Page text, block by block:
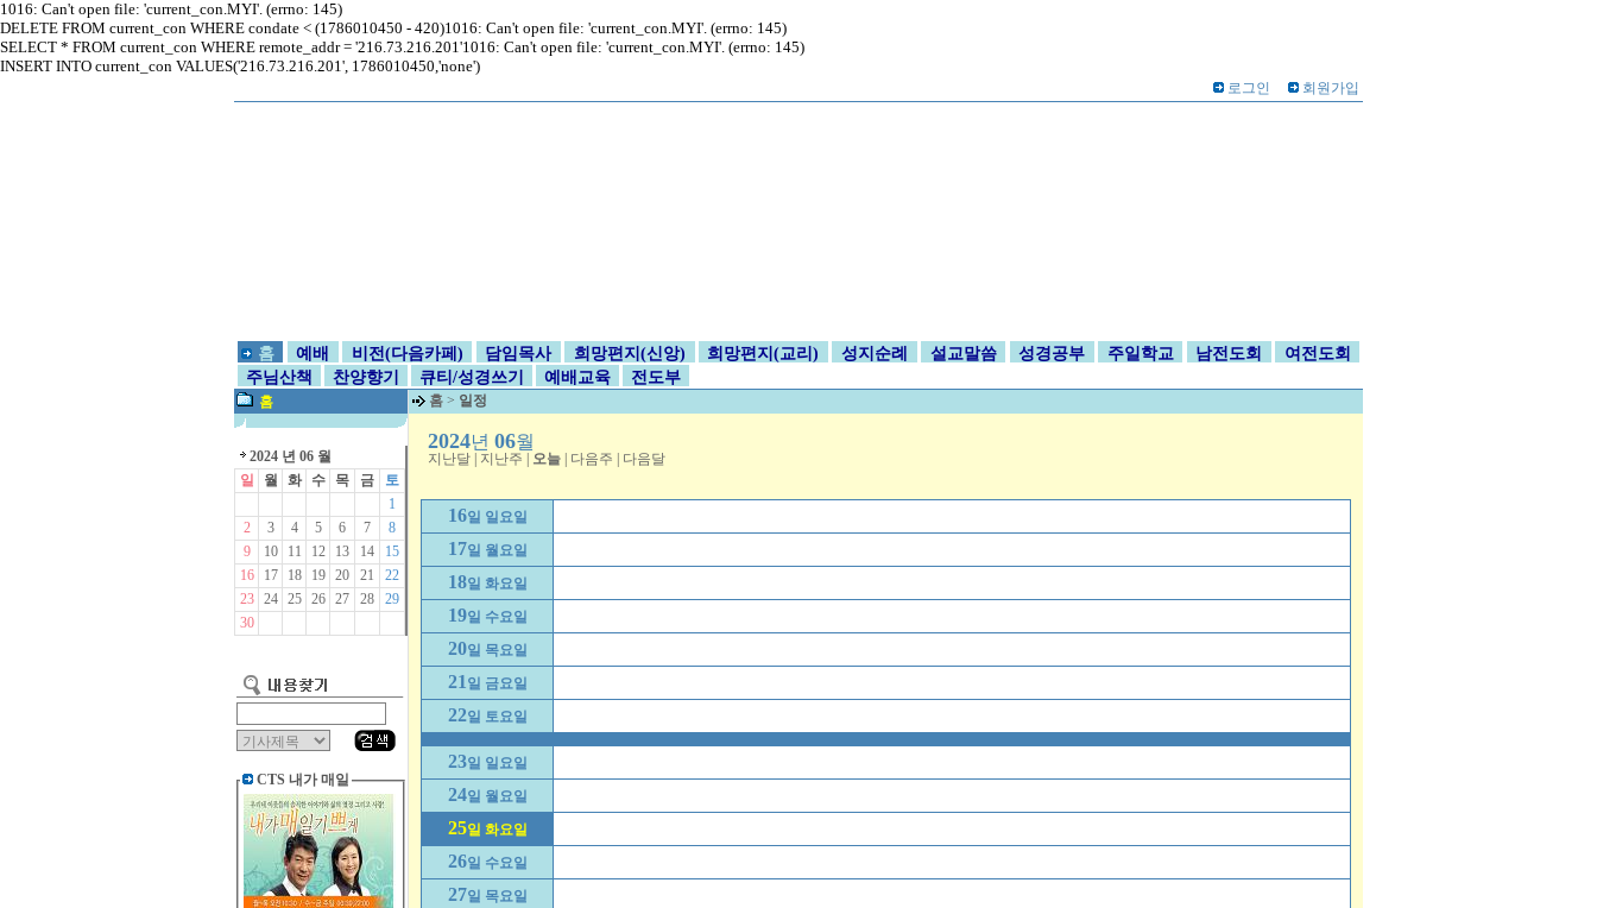
1016: Can't open file: 'current_con.MYI'. (errno: 145)
DELETE FROM current_con WHERE condate < (1786010450 - 420)1016: Can't open file: 'current_con.MYI'. (errno: 145)
SELECT * FROM current_con WHERE remote_addr = '216.73.216.201'1016: Can't open file: 'current_con.MYI'. (errno: 145)
INSERT INTO current_con VALUES('216.73.216.201', 1786010450,'none')
로그인 회원가입
홈 예배 비전(다음카페) 담임목사 희망편지(신앙) 희망편지(교리) 성지순례 설교말씀 성경공부 주일학교 남전도회
여전도회
주님산책
찬양향기 큐티/성경쓰기 예배교육 전도부
홈
2024 년 06 월
일
월 화 수 목 금
토
1
2
3 4 5 6 7
8
9
10 11 12 13 14
15
16
17 18 19 20 21
22
23
24 25 26 27 28
29
30
CTS 내가 매일
홈 > 일정
2024년 06월
지난달 지난주 오늘 다음주 다음달
16일 일요일
17일 월요일
18일 화요일
19일 수요일
20일 목요일
21 일 금요일
22일 토요일
23일 일요일
24일 월요일
25일 화요일
26일 수요일
27일 목요일